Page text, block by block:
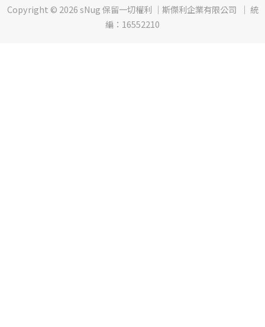
Copyright © 2026 sNug 保留一切權利 ｜斯傑利企業有限公司 ｜ 統
編：16552210